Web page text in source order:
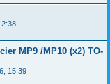
MP9 /MP10 (x2) TO-
15:39